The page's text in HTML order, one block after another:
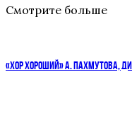
Смотрите больше
«ХОР ХОРОШИЙ» А. ПАХМУТОВА,